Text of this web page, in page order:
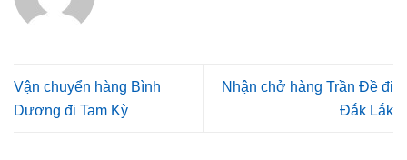
Vận chuyển hàng Bình
Dương đi Tam Kỳ
Nhận chở hàng Trần Đề đi
Đắk Lắk